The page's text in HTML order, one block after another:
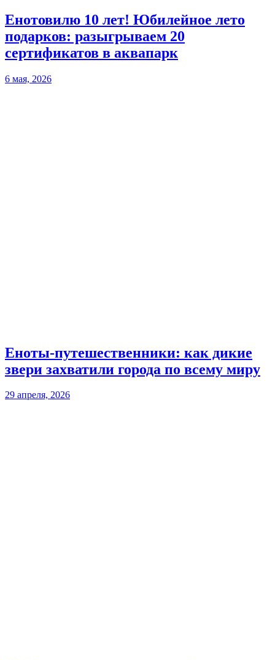
Енотовилю 10 лет! Юбилейное лето
подарков: разыгрываем 20
сертификатов в аквапарк
6 мая, 2026
Еноты-путешественники: как дикие
звери захватили города по всему миру
29 апреля, 2026